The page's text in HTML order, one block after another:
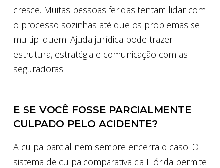
cresce. Muitas pessoas feridas tentam lidar com
o processo sozinhas até que os problemas se
multipliquem. Ajuda jurídica pode trazer
estrutura, estratégia e comunicação com as
seguradoras.
E SE VOCÊ FOSSE PARCIALMENTE
CULPADO PELO ACIDENTE?
A culpa parcial nem sempre encerra o caso. O
sistema de culpa comparativa da Flórida permite